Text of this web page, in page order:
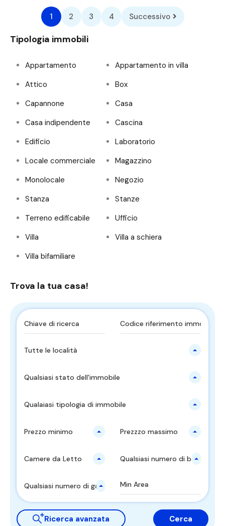
1 2 3 4 Successivo
Tipologia immobili
Appartamento
Appartamento in villa
Attico
Box
Capannone
Casa
Casa indipendente
Cascina
Edificio
Laboratorio
Locale commerciale
Magazzino
Monolocale
Negozio
Stanza
Stanze
Terreno edificabile
Ufficio
Villa
Villa a schiera
Villa bifamiliare
Trova la tua casa!
Tutte le località
Qualsiasi stato dell'immobile
Qualaiasi tipologia di immobile
Prezzo minimo Prezzzo massimo
Camere da Letto Qualsiasi numero di bagni
Qualsiasi numero di garages
Ricerca avanzata Cerca